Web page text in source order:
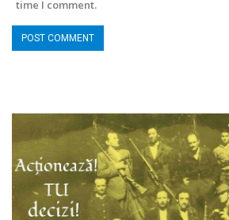
time I comment.